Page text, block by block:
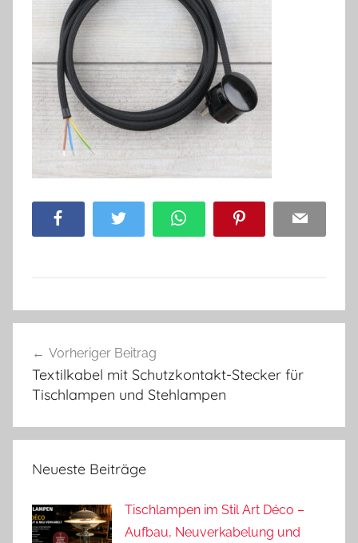
Facebook Twitter WhatsApp Pinterest Email
Vorheriger Beitrag
Textilkabel mit Schutzkontakt-Stecker für
Tischlampen und Stehlampen
Neueste Beiträge
Tischlampen im Stil Art Déco –
Aufbau, Neuverkabelung und